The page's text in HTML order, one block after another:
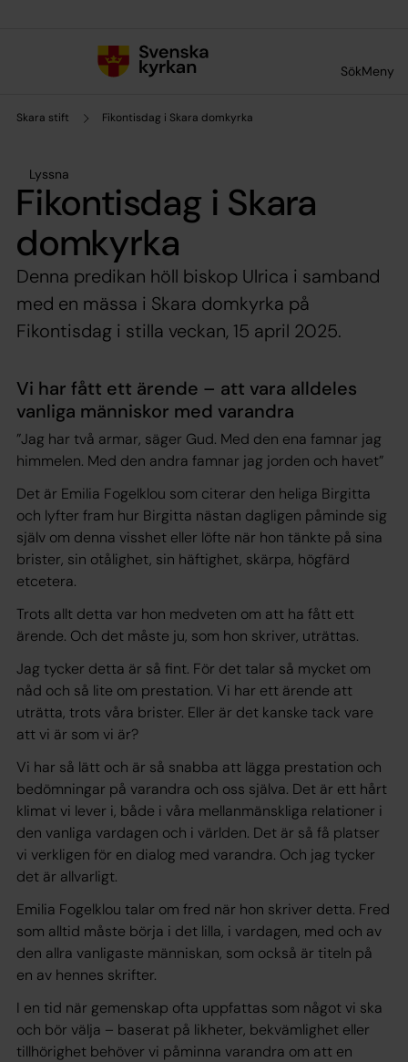
SökMeny
Skara stift Fikontisdag i Skara domkyrka
Lyssna
Fikontisdag i Skara
domkyrka
Denna predikan höll biskop Ulrica i samband
med en mässa i Skara domkyrka på
Fikontisdag i stilla veckan, 15 april 2025.
Vi har fått ett ärende – att vara alldeles
vanliga människor med varandra
”Jag har två armar, säger Gud. Med den ena famnar jag
himmelen. Med den andra famnar jag jorden och havet”
Det är Emilia Fogelklou som citerar den heliga Birgitta
och lyfter fram hur Birgitta nästan dagligen påminde sig
själv om denna visshet eller löfte när hon tänkte på sina
brister, sin otålighet, sin häftighet, skärpa, högfärd
etcetera.
Trots allt detta var hon medveten om att ha fått ett
ärende. Och det måste ju, som hon skriver, uträttas.
Jag tycker detta är så fint. För det talar så mycket om
nåd och så lite om prestation. Vi har ett ärende att
uträtta, trots våra brister. Eller är det kanske tack vare
att vi är som vi är?
Vi har så lätt och är så snabba att lägga prestation och
bedömningar på varandra och oss själva. Det är ett hårt
klimat vi lever i, både i våra mellanmänskliga relationer i
den vanliga vardagen och i världen. Det är så få platser
vi verkligen för en dialog med varandra. Och jag tycker
det är allvarligt.
Emilia Fogelklou talar om fred när hon skriver detta. Fred
som alltid måste börja i det lilla, i vardagen, med och av
den allra vanligaste människan, som också är titeln på
en av hennes skrifter.
I en tid när gemenskap ofta uppfattas som något vi ska
och bör välja – baserat på likheter, bekvämlighet eller
tillhörighet behöver vi påminna varandra om att en